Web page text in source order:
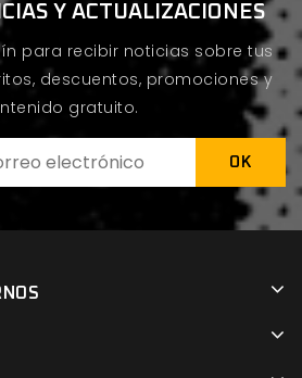
Y ACTUALIZACIONES
para recibir noticias sobre tus
descuentos, promociones y
gratuito.